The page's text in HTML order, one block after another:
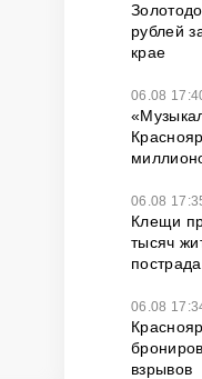
рублей
крае
06.08
06.08
Клещи
тысяч
06.08
взрывов